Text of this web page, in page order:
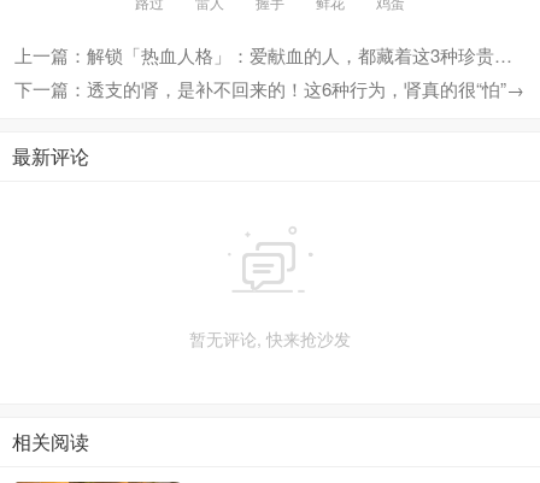
上一篇：解锁「热血人格」：爱献血的人，都藏着这3种珍贵特质
下一篇：透支的肾，是补不回来的！这6种行为，肾真的很“怕”→
最新评论

暂无评论, 快来抢沙发
相关阅读